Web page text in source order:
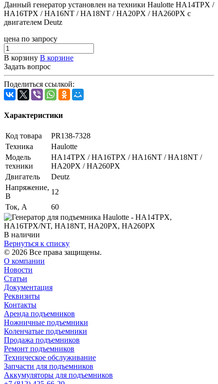
Данный генератор установлен на техники Haulotte HA14TPX /
HA16TPX / HA16NT / HA18NT / HA20PX / HA260PX с
двигателем Deutz
цена по запросу
В корзину В корзине
Задать вопрос
Поделиться ссылкой:
Характеристики
Код товара
PR138-7328
Техника
Haulotte
Модель
техники
HA14TPX / HA16TPX / HA16NT / HA18NT /
HA20PX / HA260PX
Двигатель
Deutz
Напряжение,
В
12
Ток, А
60
В наличии
Вернуться к списку
© 2026 Все права защищены.
О компании
Новости
Статьи
Документация
Реквизиты
Контакты
Аренда подъемников
Ножничные подъемники
Коленчатые подъемники
Продажа подъемников
Ремонт подъемников
Техническое обслуживание
Запчасти для подъемников
Аккумуляторы для подъемников